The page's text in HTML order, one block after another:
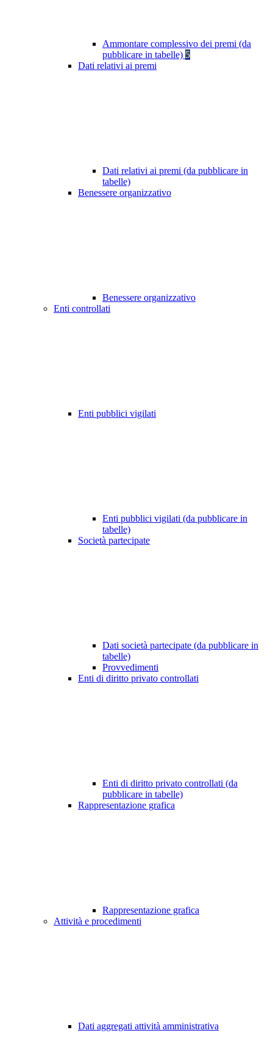
Ammontare complessivo dei premi (da
pubblicare in tabelle) 5
Dati relativi ai premi
Dati relativi ai premi (da pubblicare in
tabelle)
Benessere organizzativo
Benessere organizzativo
Enti controllati
Enti pubblici vigilati
Enti pubblici vigilati (da pubblicare in
tabelle)
Società partecipate
Dati società partecipate (da pubblicare in
tabelle)
Provvedimenti
Enti di diritto privato controllati
Enti di diritto privato controllati (da
pubblicare in tabelle)
Rappresentazione grafica
Rappresentazione grafica
Attività e procedimenti
Dati aggregati attività amministrativa